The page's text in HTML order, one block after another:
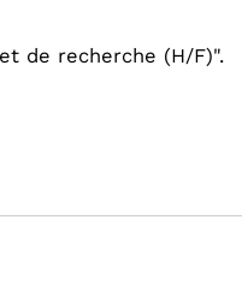
de recherche (H/F)".